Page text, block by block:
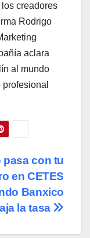
creadores
Rodrigo
aclara
al mundo
pasa con tu
en CETES
Banxico
la tasa